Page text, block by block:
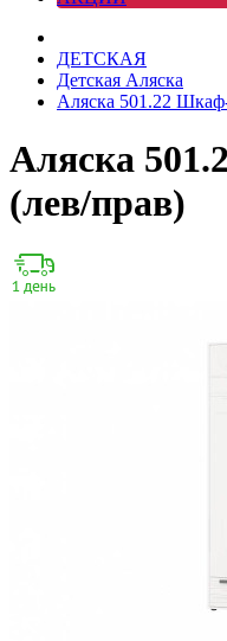
ДЕТСКАЯ
Детская Аляска
Аляска 501.22
Аляска
(лев/прав)